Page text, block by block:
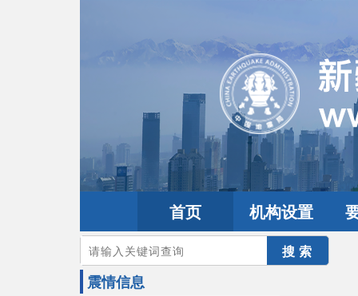
首页 机构设置
您的当前位置：首页>地震频道
震情信息